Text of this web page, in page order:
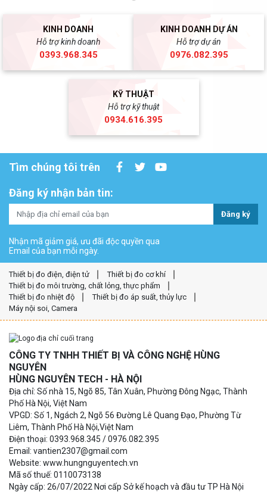
KINH DOANH
Hỗ trợ kinh doanh
0393.968.345
KINH DOANH DỰ ÁN
Hỗ trợ dự án
0976.082.395
KỸ THUẬT
Hỗ trợ kỹ thuật
0934.616.395
Tìm chúng tôi trên
Đăng ký nhận bản tin:
Đăng ký
Nhận mã giảm giá, ưu đãi độc quyền qua
Email của bạn mỗi ngày.
Thiết bị đo điện, điện tử
Thiết bị đo cơ khí
Thiết bị đo môi trường, chất lỏng, thực phẩm
Thiết bị đo nhiệt độ
Thiết bị đo áp suất, thủy lực
Máy nội soi, Camera
CÔNG TY TNHH THIẾT BỊ VÀ CÔNG NGHỆ HÙNG
NGUYÊN
HÙNG NGUYÊN TECH - HÀ NỘI
Địa chỉ: Số nhà 15, Ngõ 85, Tân Xuân, Phường Đông Ngạc, Thành
Phố Hà Nội, Việt Nam
VPGD: Số 1, Ngách 2, Ngõ 56 Đường Lê Quang Đạo, Phường Từ
Liêm, Thành Phố Hà Nội,Việt Nam
Điện thoại: 0393.968.345 / 0976.082.395
Email: vantien2307@gmail.com
Website: www.hungnguyentech.vn
Mã số thuế: 0110073138
Ngày cấp: 26/07/2022 Nơi cấp Sở kế hoạch và đầu tư TP Hà Nội